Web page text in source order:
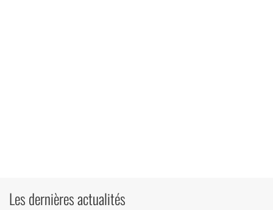
Les dernières actualités